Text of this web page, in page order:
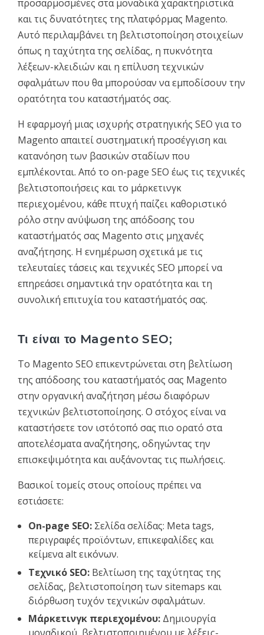
προσαρμοσμένες στα μοναδικά χαρακτηριστικά
και τις δυνατότητες της πλατφόρμας Magento.
Αυτό περιλαμβάνει τη βελτιστοποίηση στοιχείων
όπως η ταχύτητα της σελίδας, η πυκνότητα
λέξεων-κλειδιών και η επίλυση τεχνικών
σφαλμάτων που θα μπορούσαν να εμποδίσουν την
ορατότητα του καταστήματός σας.
Η εφαρμογή μιας ισχυρής στρατηγικής SEO για το
Magento απαιτεί συστηματική προσέγγιση και
κατανόηση των βασικών σταδίων που
εμπλέκονται. Από το on-page SEO έως τις τεχνικές
βελτιστοποιήσεις και το μάρκετινγκ
περιεχομένου, κάθε πτυχή παίζει καθοριστικό
ρόλο στην ανύψωση της απόδοσης του
καταστήματός σας Magento στις μηχανές
αναζήτησης. Η ενημέρωση σχετικά με τις
τελευταίες τάσεις και τεχνικές SEO μπορεί να
επηρεάσει σημαντικά την ορατότητα και τη
συνολική επιτυχία του καταστήματός σας.
Τι είναι το Magento SEO;
Το Magento SEO επικεντρώνεται στη βελτίωση
της απόδοσης του καταστήματός σας Magento
στην οργανική αναζήτηση μέσω διαφόρων
τεχνικών βελτιστοποίησης. Ο στόχος είναι να
καταστήσετε τον ιστότοπό σας πιο ορατό στα
αποτελέσματα αναζήτησης, οδηγώντας την
επισκεψιμότητα και αυξάνοντας τις πωλήσεις.
Βασικοί τομείς στους οποίους πρέπει να
εστιάσετε:
On-page SEO: Σελίδα σελίδας: Meta tags,
περιγραφές προϊόντων, επικεφαλίδες και
κείμενα alt εικόνων.
Τεχνικό SEO: Βελτίωση της ταχύτητας της
σελίδας, βελτιστοποίηση των sitemaps και
διόρθωση τυχόν τεχνικών σφαλμάτων.
Μάρκετινγκ περιεχομένου: Δημιουργία